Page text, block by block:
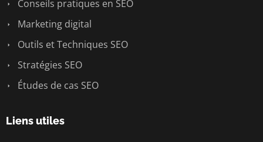
Conseils pratiques en SEO
Marketing digital
Outils et Techniques SEO
Stratégies SEO
Études de cas SEO
Liens utiles